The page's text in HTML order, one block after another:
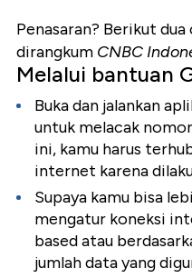
Penasaran? Berikut
dirangkum CNBC
Melalui bantuan
Buka dan jalankan
untuk melacak
ini, kamu harus
internet karena
Supaya kamu bisa
mengatur koneksi
based atau
jumlah data yang